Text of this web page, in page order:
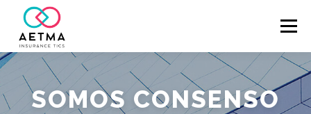
Menú
ASOCIADOS VALORES CONÓCENOS
SOMOS CONSENSO